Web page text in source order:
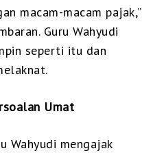
macam-macam pajak,”
Guru Wahyudi
seperti itu dan
Umat
Wahyudi mengajak